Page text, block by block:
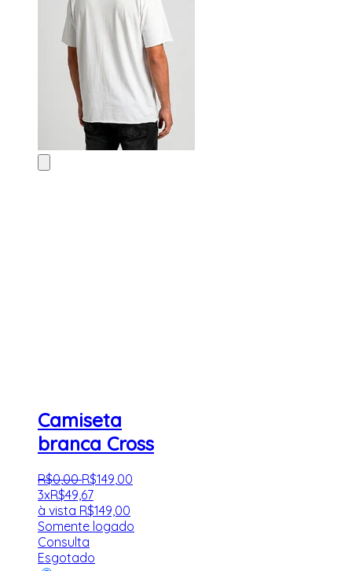
Camiseta
branca Cross
R$0,00 R$149 00
3xR$49,67
à vista R$149,00
Somente logado
Consulta
Esgotado